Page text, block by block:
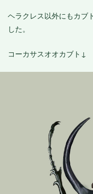
ヘラクレス以外にもカブ
した。
コーカサスオオカブト↓